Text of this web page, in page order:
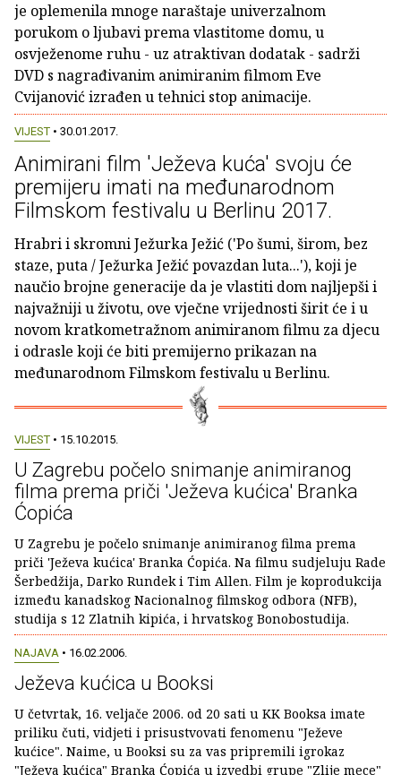
je oplemenila mnoge naraštaje univerzalnom
porukom o ljubavi prema vlastitome domu, u
osvježenome ruhu - uz atraktivan dodatak - sadrži
DVD s nagrađivanim animiranim filmom Eve
Cvijanović izrađen u tehnici stop animacije.
VIJEST • 30.01.2017.
Animirani film 'Ježeva kuća' svoju će
premijeru imati na međunarodnom
Filmskom festivalu u Berlinu 2017.
Hrabri i skromni Ježurka Ježić ('Po šumi, širom, bez
staze, puta / Ježurka Ježić povazdan luta...'), koji je
naučio brojne generacije da je vlastiti dom najljepši i
najvažniji u životu, ove vječne vrijednosti širit će i u
novom kratkometražnom animiranom filmu za djecu
i odrasle koji će biti premijerno prikazan na
međunarodnom Filmskom festivalu u Berlinu.
VIJEST • 15.10.2015.
U Zagrebu počelo snimanje animiranog
filma prema priči 'Ježeva kućica' Branka
Ćopića
U Zagrebu je počelo snimanje animiranog filma prema
priči 'Ježeva kućica' Branka Ćopića. Na filmu sudjeluju Rade
Šerbedžija, Darko Rundek i Tim Allen. Film je koprodukcija
između kanadskog Nacionalnog filmskog odbora (NFB),
studija s 12 Zlatnih kipića, i hrvatskog Bonobostudija.
NAJAVA • 16.02.2006.
Ježeva kućica u Booksi
U četvrtak, 16. veljače 2006. od 20 sati u KK Booksa imate
priliku čuti, vidjeti i prisustvovati fenomenu "Ježeve
kućice". Naime, u Booksi su za vas pripremili igrokaz
"Ježeva kućica" Branka Ćopića u izvedbi grupe "Zlije mece"